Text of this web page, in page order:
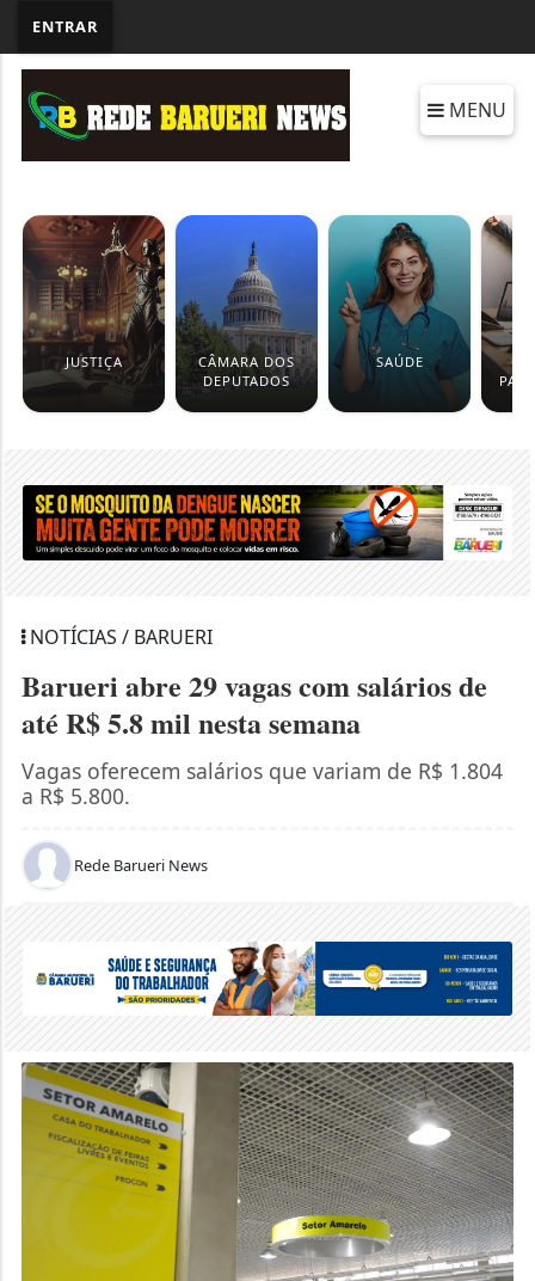
ENTRAR
MENU
JUSTIÇA
CÂMARA DOS
DEPUTADOS
SAÚDE
NOTÍCIAS / BARUERI
Barueri abre 29 vagas com salários de
até R$ 5.8 mil nesta semana
Vagas oferecem salários que variam de R$ 1.804
a R$ 5.800.
Rede Barueri News